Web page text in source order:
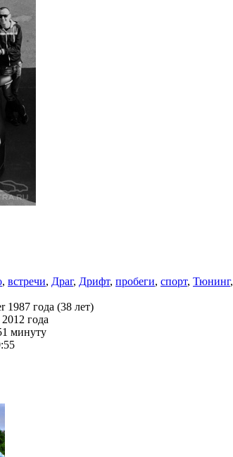
, встречи, Драг, Дрифт, пробеги, спорт, Тюнинг,
1987 года (38 лет)
года
минуту